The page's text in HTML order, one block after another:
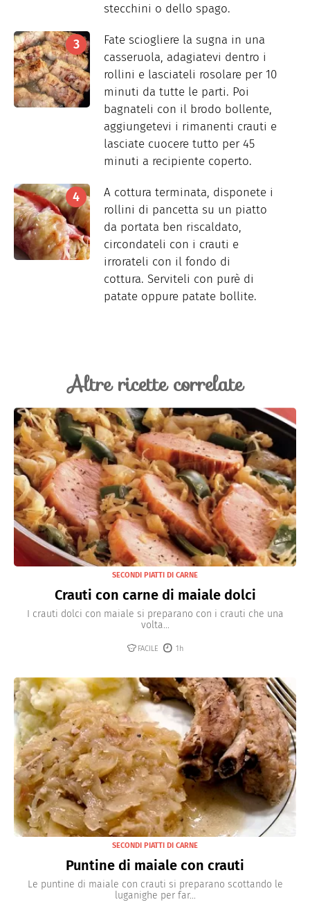
stecchini o dello spago.
Fate sciogliere la sugna in una
casseruola, adagiatevi dentro i
rollini e lasciateli rosolare per 10
minuti da tutte le parti. Poi
bagnateli con il brodo bollente,
aggiungetevi i rimanenti crauti e
lasciate cuocere tutto per 45
minuti a recipiente coperto.
A cottura terminata, disponete i
rollini di pancetta su un piatto
da portata ben riscaldato,
circondateli con i crauti e
irrorateli con il fondo di
cottura. Serviteli con purè di
patate oppure patate bollite.
Altre ricette correlate
SECONDI PIATTI DI CARNE
Crauti con carne di maiale dolci
I crauti dolci con maiale si preparano con i crauti che una
volta...
FACILE 1h
SECONDI PIATTI DI CARNE
Puntine di maiale con crauti
Le puntine di maiale con crauti si preparano scottando le
luganighe per far...